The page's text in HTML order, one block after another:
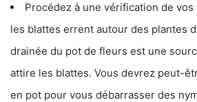
Procédez à une vérification de vos
les blattes errent autour des plantes
drainée du pot de fleurs est une
attire les blattes. Vous devrez peut-
en pot pour vous débarrasser des